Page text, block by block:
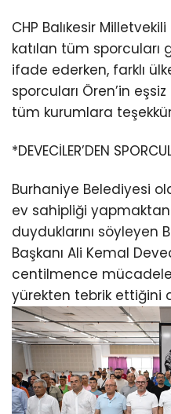
CHP Balıkesir
katılan tüm
ifade ederken, farklı
sporcuları Ören’in
tüm kurumlara
*DEVECİLER’DEN
Burhaniye Belediyesi
ev sahipliği
duyduklarını söyleyen
Başkanı Ali Kemal
centilmence
yürekten tebrik ettiğini